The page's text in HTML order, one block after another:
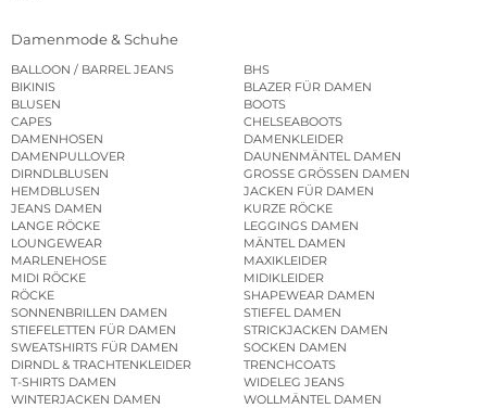
Damenmode & Schuhe
BALLOON / BARREL JEANS
BHS
BIKINIS
BLAZER FÜR DAMEN
BLUSEN
BOOTS
CAPES
CHELSEABOOTS
DAMENHOSEN
DAMENKLEIDER
DAMENPULLOVER
DAUNENMÄNTEL DAMEN
DIRNDLBLUSEN
GROSSE GRÖSSEN DAMEN
HEMDBLUSEN
JACKEN FÜR DAMEN
JEANS DAMEN
KURZE RÖCKE
LANGE RÖCKE
LEGGINGS DAMEN
LOUNGEWEAR
MÄNTEL DAMEN
MARLENEHOSE
MAXIKLEIDER
MIDI RÖCKE
MIDIKLEIDER
RÖCKE
SHAPEWEAR DAMEN
SONNENBRILLEN DAMEN
STIEFEL DAMEN
STIEFELETTEN FÜR DAMEN
STRICKJACKEN DAMEN
SWEATSHIRTS FÜR DAMEN
SOCKEN DAMEN
DIRNDL & TRACHTENKLEIDER
TRENCHCOATS
T-SHIRTS DAMEN
WIDELEG JEANS
WINTERJACKEN DAMEN
WOLLMÄNTEL DAMEN